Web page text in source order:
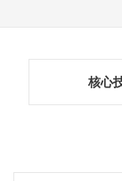
核心